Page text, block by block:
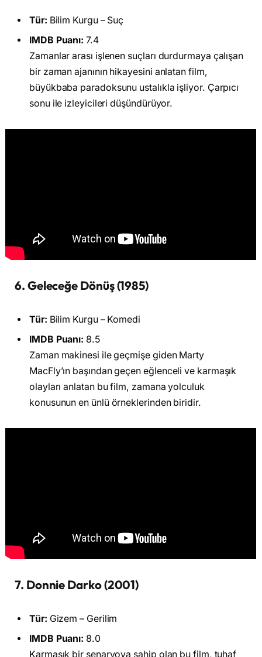
Tür: Bilim Kurgu – Suç
IMDB Puanı: 7.4
Zamanlar arası işlenen suçları durdurmaya çalışan
bir zaman ajanının hikayesini anlatan film,
büyükbaba paradoksunu ustalıkla işliyor. Çarpıcı
sonu ile izleyicileri düşündürüyor.
6. Geleceğe Dönüş (1985)
Tür: Bilim Kurgu – Komedi
IMDB Puanı: 8.5
Zaman makinesi ile geçmişe giden Marty
MacFly’ın başından geçen eğlenceli ve karmaşık
olayları anlatan bu film, zamana yolculuk
konusunun en ünlü örneklerinden biridir.
7. Donnie Darko (2001)
Tür: Gizem – Gerilim
IMDB Puanı: 8.0
Karmaşık bir senaryoya sahip olan bu film, tuhaf